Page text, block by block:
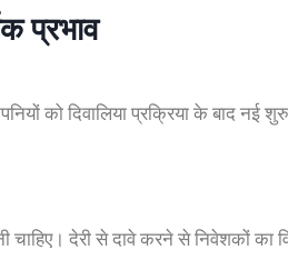
प्रभाव
को दिवालिया प्रक्रिया के बाद नई
चाहिए। देरी से दावे करने से निवेशकों का